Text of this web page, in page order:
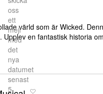
oss
ett
mejl
med
det
nya
datumet
senast
5
värld som är Wicked.
Upplev en fantastisk historia